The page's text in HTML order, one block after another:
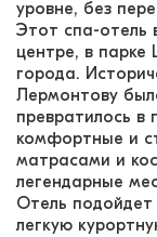
уровне, без
Этот спа-отель
центре, в
города.
Лермонтову
превратилось
комфортные и
матрасами и
легендарные
Отель подойдет
легкую